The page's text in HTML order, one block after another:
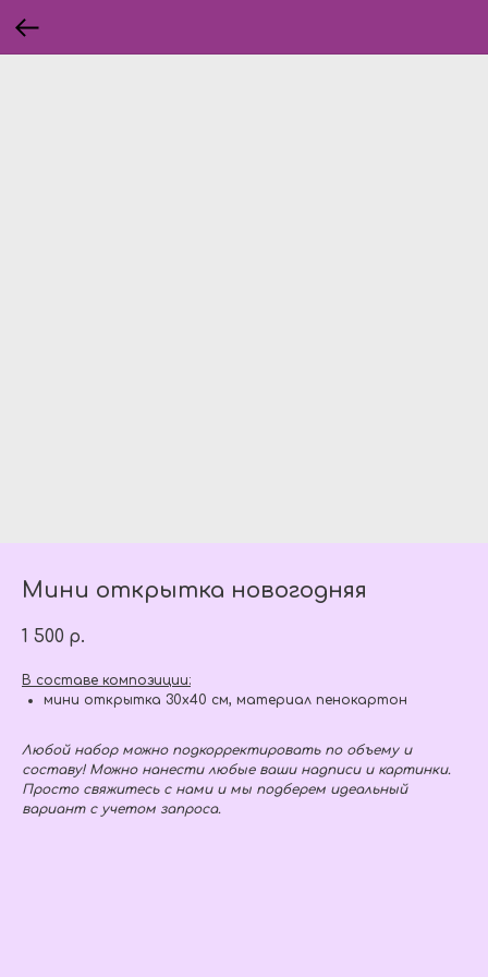
Мини открытка новогодняя
1 500 р.
В составе композиции:
мини открытка 30х40 см, материал пенокартон
Любой набор можно подкорректировать по объему и
составу! Можно нанести любые ваши надписи и картинки.
Просто свяжитесь с нами и мы подберем идеальный
вариант с учетом запроса.